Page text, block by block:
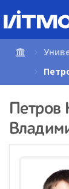
содержимому
страницы.
Петров